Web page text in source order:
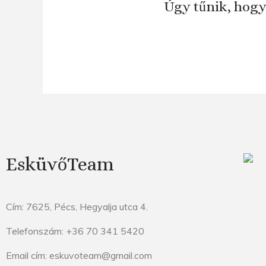
Úgy tűnik,
EsküvőTeam
Cím: 7625, Pécs, Hegyalja utca 4.
Telefonszám: +36 70 341 5420
Email cím: eskuvoteam@gmail.com